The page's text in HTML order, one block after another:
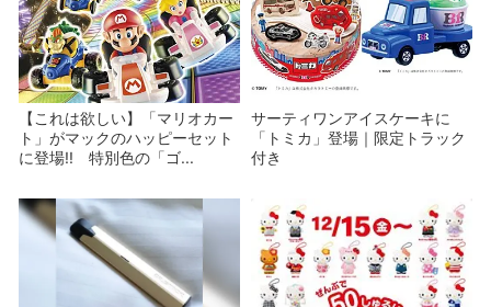
【これは欲しい】「マリオカー
ト」がマックのハッピーセット
に登場!! 特別色の「ゴ...
サーティワンアイスケーキに
「トミカ」登場｜限定トラック
付き